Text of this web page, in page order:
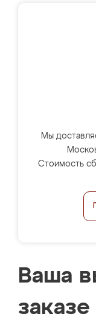
Мы
Стоимость
Ваша